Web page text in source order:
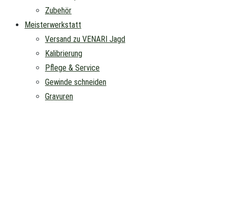
Zubehör
Meisterwerkstatt
Versand zu VENARI Jagd
Kalibrierung
Pflege & Service
Gewinde schneiden
Gravuren